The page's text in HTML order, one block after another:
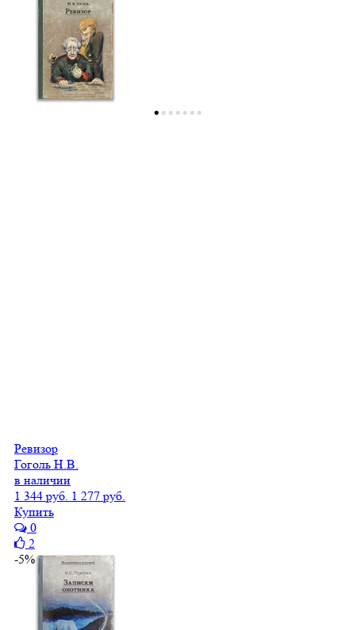
Ревизор
Гоголь Н.В.
в наличии
1 344 руб. 1 277 руб.
Купить
0
2
-5%